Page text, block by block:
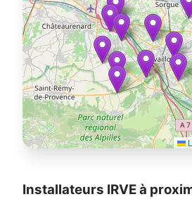
Installateurs IRVE à